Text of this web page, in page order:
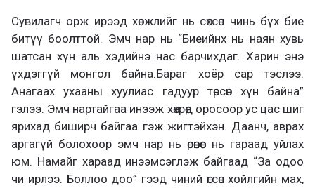
Сувилагч орж ирээд хөнжлийг нь сөхсөн чинь бүх бие
битүү боолттой. Эмч нар нь “Биеийнх нь наян хувь
шатсан хүн аль хэдийнэ нас барчихдаг. Харин энэ
үхдэггүй монгол байна.Бараг хоёр сар тэслээ.
Анагаах ухааны хуулиас гадуур төрсөн хүн байна”
гэлээ. Эмч нартайгаа инээж хөхрөөд оросоор ус цас шиг
ярихад биширч байгаа гэж жигтэйхэн. Даанч, аврах
аргагүй болохоор эмч нар нь өрөөнөөс нь гараад уйлах
юм. Намайг хараад инээмсэглэж байгаад “За одоо
чи ирлээ. Боллоо доо” гээд чиний өгсөн хойлгийн мах,